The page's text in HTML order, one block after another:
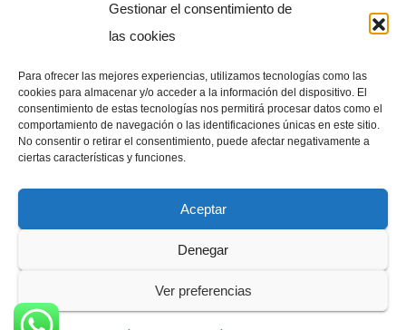
Gestionar el consentimiento de
las cookies
Para ofrecer las mejores experiencias, utilizamos tecnologías como las
cookies para almacenar y/o acceder a la información del dispositivo. El
consentimiento de estas tecnologías nos permitirá procesar datos como el
comportamiento de navegación o las identificaciones únicas en este sitio.
No consentir o retirar el consentimiento, puede afectar negativamente a
ciertas características y funciones.
Aceptar
Denegar
Ver preferencias
E-mail
diaadia.redaccion@gmail.com